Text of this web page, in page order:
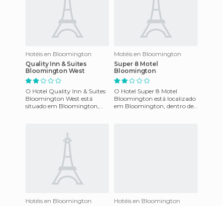
Hotéis en Bloomington
Quality Inn & Suites
Bloomington West
O Hotel Quality Inn & Suites
Bloomington West está
situado em Bloomington,
Motéis en Bloomington
Super 8 Motel
Bloomington
O Hotel Super 8 Motel
Bloomington está localizado
em Bloomington, dentro de
Hotéis en Bloomington
Hotéis en Bloomington